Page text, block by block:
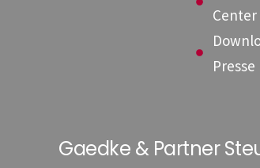
Center
Presse
Gaedke & Partner